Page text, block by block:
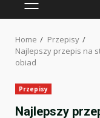
PRIMARY
Home
Przepisy
Najlepszy przepis na
obiad
Przepisy
Najlepszy